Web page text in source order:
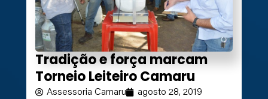
Tradição e força marcam
Torneio Leiteiro Camaru
Assessoria Camaru agosto 28, 2019